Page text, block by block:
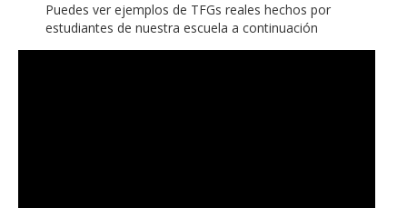
Puedes ver ejemplos de TFGs reales hechos por
estudiantes de nuestra escuela a continuación